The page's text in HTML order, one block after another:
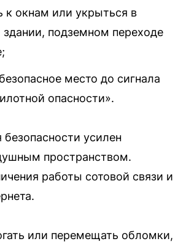
к окнам или укрыться в
здании, подземном переходе
место до сигнала
опасности».
усилен
пространством.
работы сотовой связи и
или перемещать обломки,